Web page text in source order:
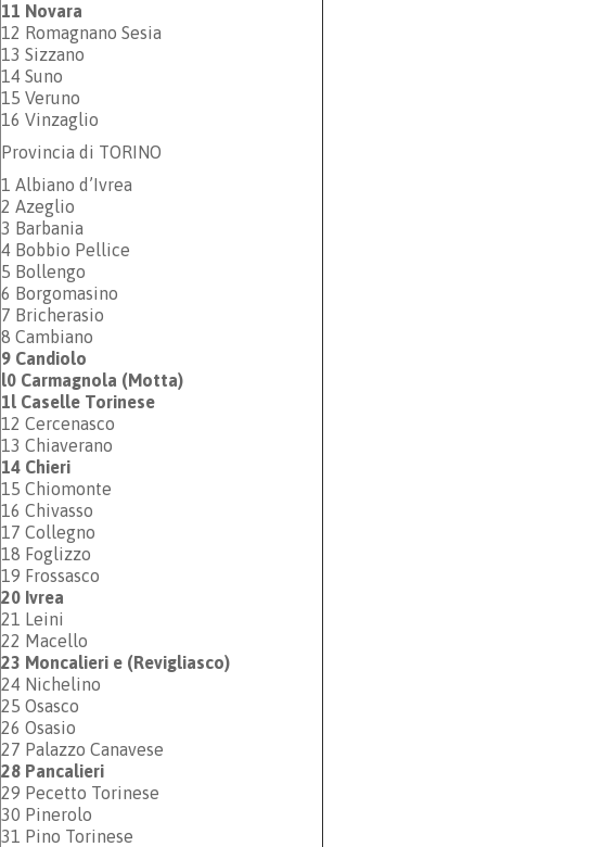
11 Novara
12 Romagnano Sesia
13 Sizzano
14 Suno
15 Veruno
16 Vinzaglio
Provincia di TORINO
1 Albiano d’Ivrea
2 Azeglio
3 Barbania
4 Bobbio Pellice
5 Bollengo
6 Borgomasino
7 Bricherasio
8 Cambiano
9 Candiolo
l0 Carmagnola (Motta)
1l Caselle Torinese
12 Cercenasco
13 Chiaverano
14 Chieri
15 Chiomonte
16 Chivasso
17 Collegno
18 Foglizzo
19 Frossasco
20 Ivrea
21 Leini
22 Macello
23 Moncalieri e (Revigliasco)
24 Nichelino
25 Osasco
26 Osasio
27 Palazzo Canavese
28 Pancalieri
29 Pecetto Torinese
30 Pinerolo
31 Pino Torinese